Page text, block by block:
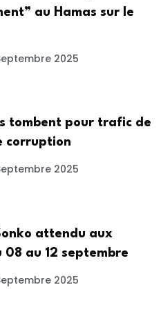
au Hamas sur le
2025
tombent pour trafic de
corruption
2025
attendu aux
08 au 12 septembre
2025